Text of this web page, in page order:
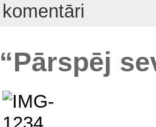
komentāri
“Pārspēj